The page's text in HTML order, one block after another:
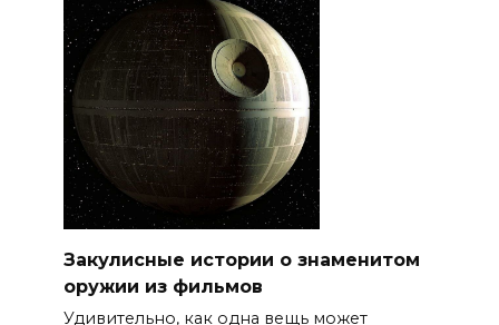
Закулисные истории о знаменитом
оружии из фильмов
Удивительно, как одна вещь может